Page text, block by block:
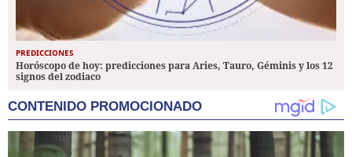
PREDICCIONES
Horóscopo de hoy: predicciones para Aries, Tauro, Géminis y los 12
signos del zodiaco
CONTENIDO PROMOCIONADO